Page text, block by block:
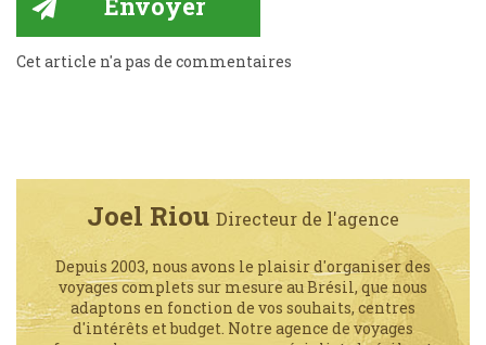
Cet article n'a pas de commentaires
Joel Riou Directeur de l'agence
Depuis 2003, nous avons le plaisir d'organiser des
voyages complets sur mesure au Brésil, que nous
adaptons en fonction de vos souhaits, centres
d'intérêts et budget. Notre agence de voyages